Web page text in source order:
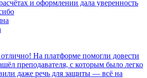
и оформлении дала уверенность
На платформе помогли довести
преподавателя, с которым было легко
даже речь для защиты — всё на